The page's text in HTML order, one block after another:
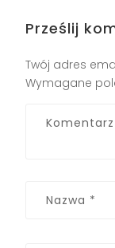
Prześlij
Twój adres
Wymagane